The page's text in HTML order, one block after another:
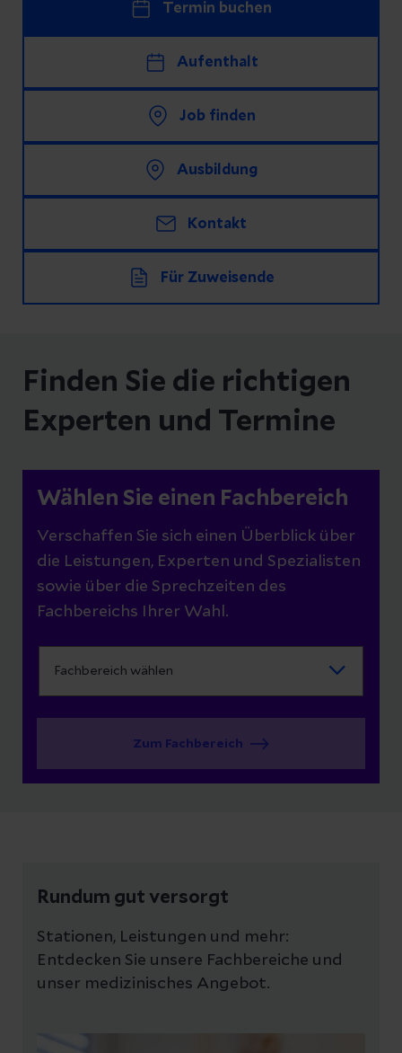
Termin buchen
Aufenthalt
Job finden
Ausbildung
Kontakt
Für Zuweisende
Finden Sie die richtigen
Experten und Termine
Wählen Sie einen Fachbereich
Verschaffen Sie sich einen Überblick über
die Leistungen, Experten und Spezialisten
sowie über die Sprechzeiten des
Fachbereichs Ihrer Wahl.
Zum Fachbereich
Rundum gut versorgt
Stationen, Leistungen und mehr:
Entdecken Sie unsere Fachbereiche und
unser medizinisches Angebot.